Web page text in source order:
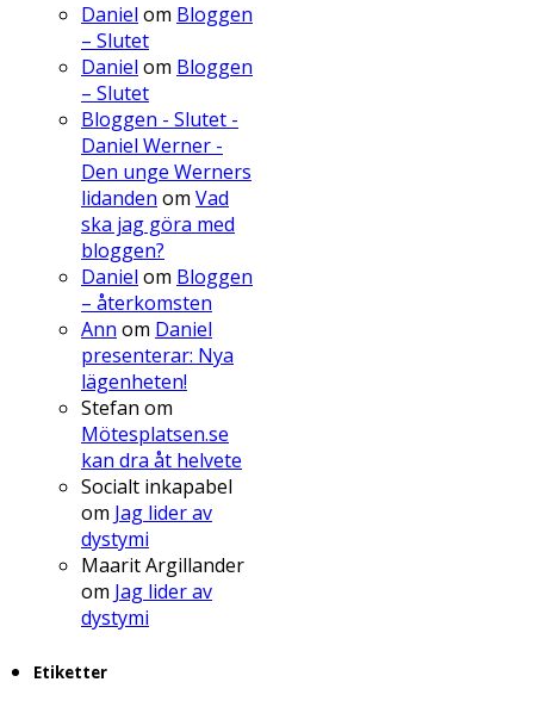
Daniel om Bloggen
– Slutet
Daniel om Bloggen
– Slutet
Bloggen - Slutet -
Daniel Werner -
Den unge Werners
lidanden om Vad
ska jag göra med
bloggen?
Daniel om Bloggen
– återkomsten
Ann om Daniel
presenterar: Nya
lägenheten!
Stefan om
Mötesplatsen.se
kan dra åt helvete
Socialt inkapabel
om Jag lider av
dystymi
Maarit Argillander
om Jag lider av
dystymi
Etiketter